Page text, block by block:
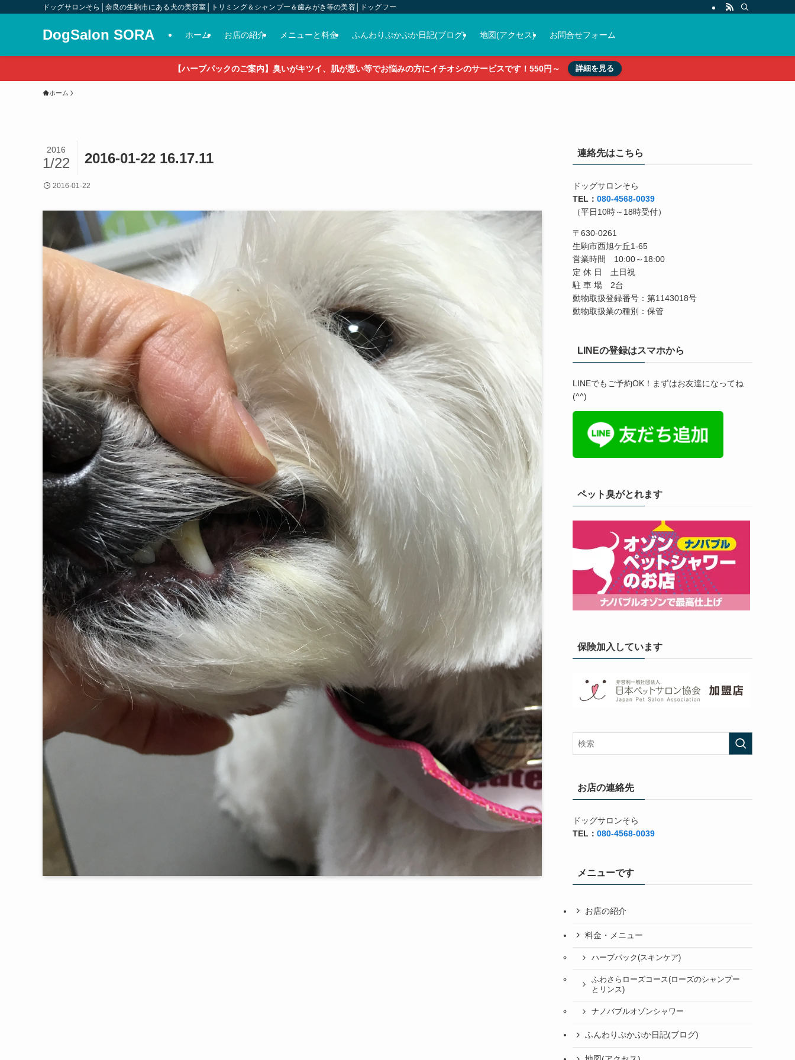
ドッグサロンそら│奈良の生駒市にある犬の美容室│トリミング＆シャンプー＆歯みがき等の美容│ドッグフード＆おやつ＆各種グッズの販売
DogSalon SORA ホーム お店の紹介 メニューと料金 ふんわりぷかぷか日記(ブログ) 地図(アクセス) お問合せフォーム
【ハーブパックのご案内】臭いがキツイ、肌が悪い等でお悩みの方にイチオシのサービスです！550円～ 詳細を見る
ホーム
2016-01-22 16.17.11
2016
1/22
2016-01-22
連絡先はこちら
ドッグサロンそら
TEL： 080-4568-0039
（平日10時～18時受付）
〒630-0261
生駒市西旭ケ丘1-65
営業時間 10:00～18:00
定 休 日 土日祝
駐 車 場 2台
動物取扱登録番号：第1143018号
動物取扱業の種別：保管
LINEの登録はスマホから
LINEでもご予約OK！まずはお友達になってね
(^^)
ペット臭がとれます
保険加入しています
お店の連絡先
ドッグサロンそら
TEL： 080-4568-0039
メニューです
お店の紹介
料金・メニュー
ハーブパック(スキンケア)
ふわさらローズコース(ローズのシャンプー
とリンス)
ナノバブルオゾンシャワー
ふんわりぷかぷか日記(ブログ)